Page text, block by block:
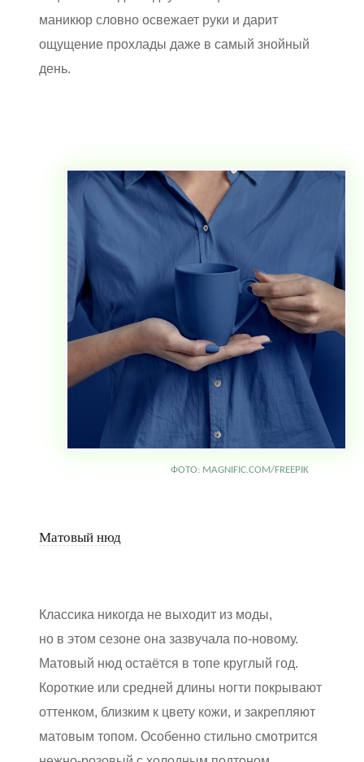
маникюр словно освежает руки и дарит
ощущение прохлады даже в самый знойный
день.
ФОТО: MAGNIFIC.COM/FREEPIK
Матовый нюд
Классика никогда не выходит из моды,
но в этом сезоне она зазвучала по-новому.
Матовый нюд остаётся в топе круглый год.
Короткие или средней длины ногти покрывают
оттенком, близким к цвету кожи, и закрепляют
матовым топом. Особенно стильно смотрится